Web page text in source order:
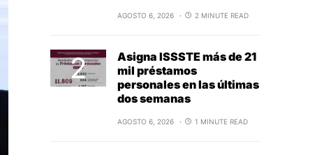
AGOSTO 6, 2026 2 MINUTE READ
Asigna ISSSTE más de 21
mil préstamos
personales en las últimas
dos semanas
AGOSTO 6, 2026 1 MINUTE READ